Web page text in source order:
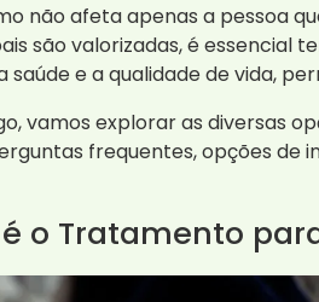
não afeta apenas a pessoa
são valorizadas, é essencial
saúde e a qualidade de vida,
vamos explorar as diversas
frequentes, opções de
o Tratamento